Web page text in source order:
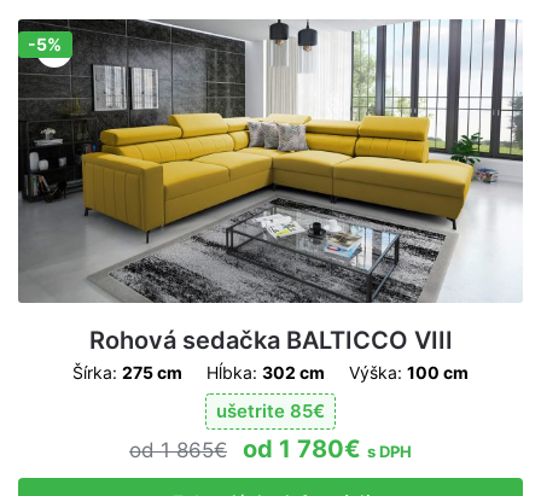
Zľava!
-5%
Rohová sedačka BALTICCO VIII
Šírka: 275 cm Hĺbka: 302 cm Výška: 100 cm
ušetrite 85€
1 865€ 1 780€ s DPH